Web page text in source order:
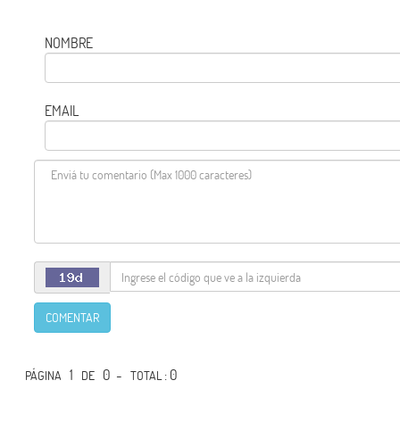
NOMBRE
EMAIL
COMENTAR
PÁGINA 1 DE 0 -TOTAL: 0